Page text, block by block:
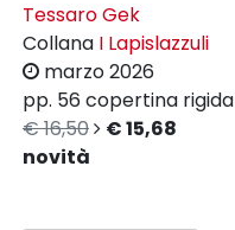
Tessaro Gek
Collana I Lapislazzuli
marzo 2026
pp. 56 copertina rigida
€ 16,50
€ 15,68
novità